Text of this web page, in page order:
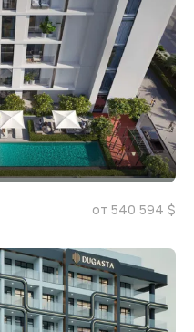
от 540 594 $